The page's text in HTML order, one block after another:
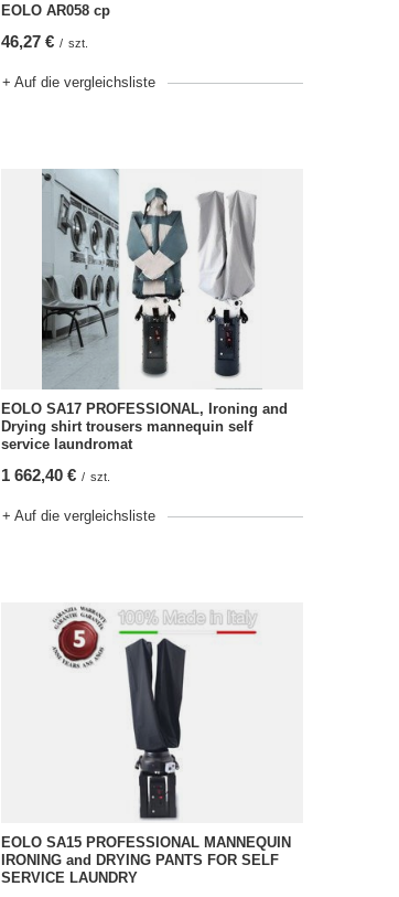
EOLO AR058 cp
46,27 € / szt.
+ Auf die vergleichsliste
EOLO SA17 PROFESSIONAL, Ironing and
Drying shirt trousers mannequin self
service laundromat
1 662,40 € / szt.
+ Auf die vergleichsliste
EOLO SA15 PROFESSIONAL MANNEQUIN
IRONING and DRYING PANTS FOR SELF
SERVICE LAUNDRY